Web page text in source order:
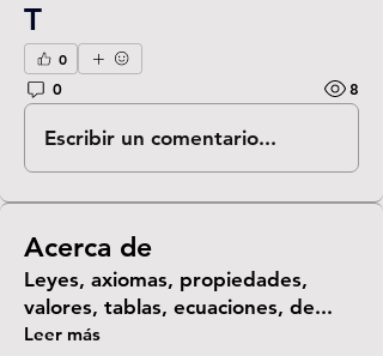
T
0
0
8
Escribir un comentario...
Acerca de
Leyes, axiomas, propiedades,
valores, tablas, ecuaciones, de...
Leer más